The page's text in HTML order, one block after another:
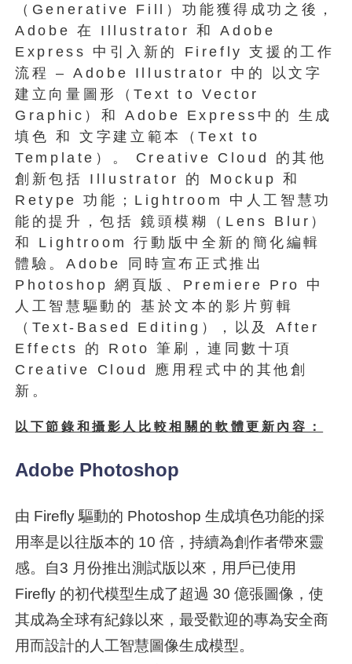
（Generative Fill）功能獲得成功之後，
Adobe 在 Illustrator 和 Adob​​e
Express 中引入新的 Firefly 支援的工作
流程 – Adobe Illustrator 中的 以文字
建立向量圖形（Text to Vector
Graphic）和 Adob​​e Express中的 生成
填色 和 文字建立範本（Text to
Template）。 Creative Cloud 的其他
創新包括 Illustrator 的 Mockup 和
Retype 功能；Lightroom 中人工智慧功
能的提升，包括 鏡頭模糊（Lens Blur）
和 Lightroom 行動版中全新的簡化編輯
體驗。Adobe 同時宣布正式推出
Photoshop 網頁版、Premiere Pro 中
人工智慧驅動的 基於文本的影片剪輯
（Text-Based Editing），以及 After
Effects 的 Roto 筆刷，連同數十項
Creative Cloud 應用程式中的其他創
新。
以下節錄和攝影人比較相關的軟體更新內容：
Adobe Photoshop
由 Firefly 驅動的 Photoshop 生成填色功能的採
用率是以往版本的 10 倍，持續為創作者帶來靈
感。自3 月份推出測試版以來，用戶已使用
Firefly 的初代模型生成了超過 30 億張圖像，使
其成為全球有紀錄以來，最受歡迎的專為安全商
用而設計的人工智慧圖像生成模型。